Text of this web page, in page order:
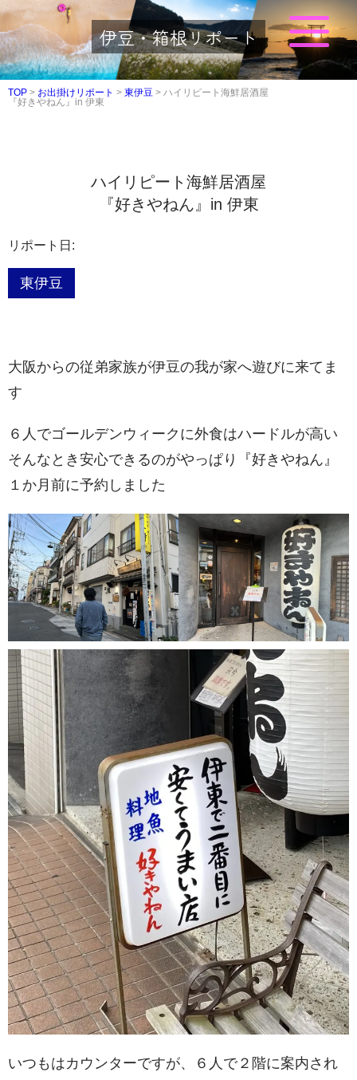
伊豆・箱根リポート
TOP > お出掛けリポート > 東伊豆 > ハイリピート海鮮居酒屋
『好きやねん』in 伊東
ハイリピート海鮮居酒屋
『好きやねん』in 伊東
リポート日:
東伊豆
大阪からの従弟家族が伊豆の我が家へ遊びに来てま
す
６人でゴールデンウィークに外食はハードルが高い
そんなとき安心できるのがやっぱり『好きやねん』
１か月前に予約しました
いつもはカウンターですが、６人で２階に案内され